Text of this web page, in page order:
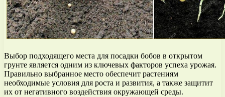
Выбор подходящего места для посадки бобов в открытом
грунте является одним из ключевых факторов успеха урожая.
Правильно выбранное место обеспечит растениям
необходимые условия для роста и развития, а также защитит
их от негативного воздействия окружающей среды.